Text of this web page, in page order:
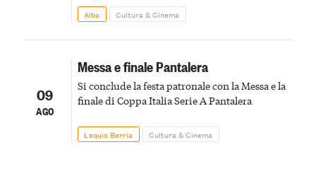
Alba Cultura & Cinema
09
AGO
Messa e finale Pantalera
Si conclude la festa patronale con la Messa e la
finale di Coppa Italia Serie A Pantalera
Lequio Berria Cultura & Cinema